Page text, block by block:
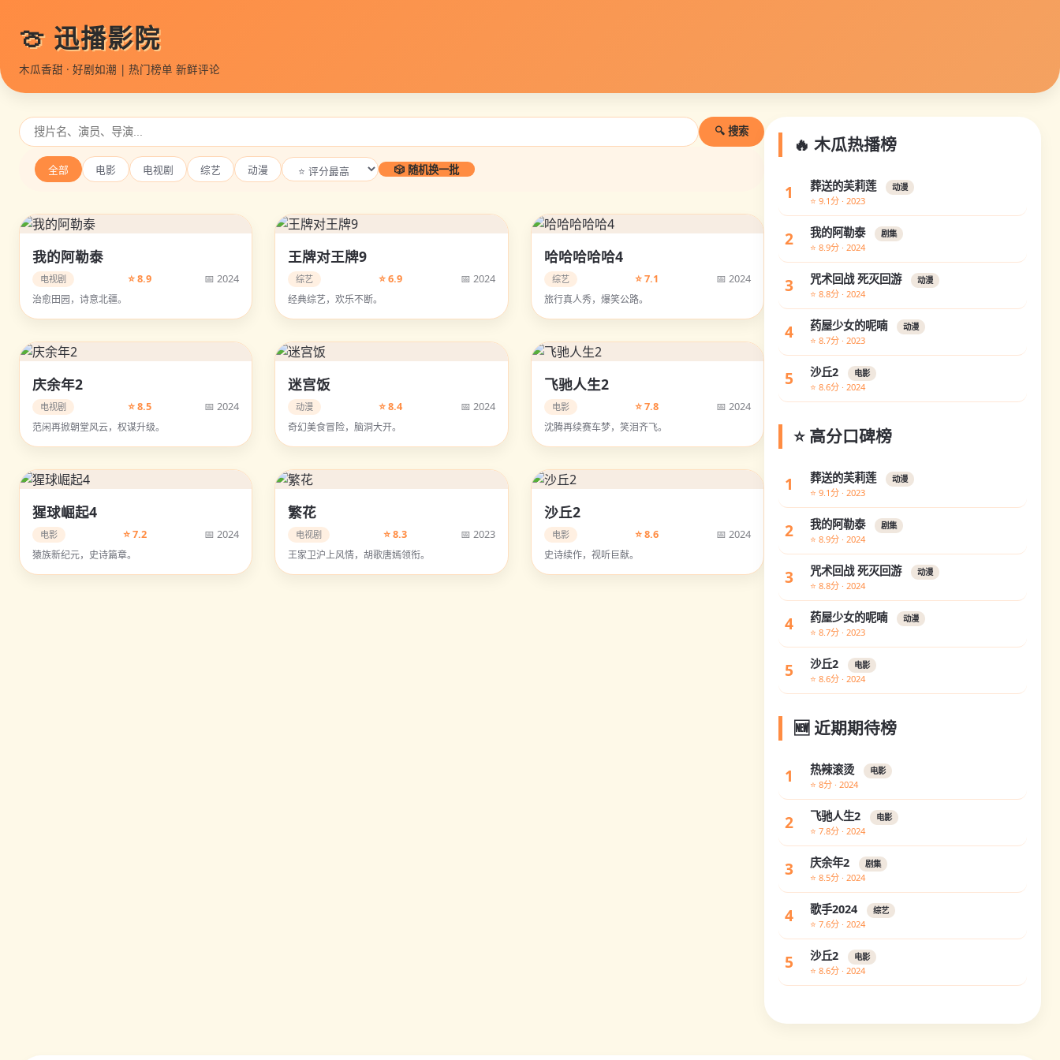
🍈 迅播影院
木瓜香甜 · 好剧如潮 | 热门榜单 新鲜评论
🔍 搜索
全部 电影 电视剧 综艺 动漫 🎲 随机换一批
我的阿勒泰
电视剧 ⭐ 8.9 📅 2024
治愈田园，诗意北疆。
王牌对王牌9
综艺 ⭐ 6.9 📅 2024
经典综艺，欢乐不断。
哈哈哈哈哈4
综艺 ⭐ 7.1 📅 2024
旅行真人秀，爆笑公路。
庆余年2
电视剧 ⭐ 8.5 📅 2024
范闲再掀朝堂风云，权谋升级。
迷宫饭
动漫 ⭐ 8.4 📅 2024
奇幻美食冒险，脑洞大开。
飞驰人生2
电影 ⭐ 7.8 📅 2024
沈腾再续赛车梦，笑泪齐飞。
猩球崛起4
电影 ⭐ 7.2 📅 2024
猿族新纪元，史诗篇章。
繁花
电视剧 ⭐ 8.3 📅 2023
王家卫沪上风情，胡歌唐嫣领衔。
沙丘2
电影 ⭐ 8.6 📅 2024
史诗续作，视听巨献。
🔥 木瓜热播榜
1 葬送的芙莉莲 动漫
⭐ 9.1分 · 2023
2 我的阿勒泰 剧集
⭐ 8.9分 · 2024
3 咒术回战 死灭回游 动漫
⭐ 8.8分 · 2024
4 药屋少女的呢喃 动漫
⭐ 8.7分 · 2023
5 沙丘2 电影
⭐ 8.6分 · 2024
⭐ 高分口碑榜
1 葬送的芙莉莲 动漫
⭐ 9.1分 · 2023
2 我的阿勒泰 剧集
⭐ 8.9分 · 2024
3 咒术回战 死灭回游 动漫
⭐ 8.8分 · 2024
4 药屋少女的呢喃 动漫
⭐ 8.7分 · 2023
5 沙丘2 电影
⭐ 8.6分 · 2024
🆕 近期期待榜
1 热辣滚烫 电影
⭐ 8分 · 2024
2 飞驰人生2 电影
⭐ 7.8分 · 2024
3 庆余年2 剧集
⭐ 8.5分 · 2024
4 歌手2024 综艺
⭐ 7.6分 · 2024
5 沙丘2 电影
⭐ 8.6分 · 2024